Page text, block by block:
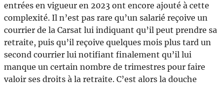
entrées en vigueur en 2023 ont encore ajouté à cette
complexité. Il n’est pas rare qu’un salarié reçoive un
courrier de la Carsat lui indiquant qu’il peut prendre sa
retraite, puis qu’il reçoive quelques mois plus tard un
second courrier lui notifiant finalement qu’il lui
manque un certain nombre de trimestres pour faire
valoir ses droits à la retraite. C’est alors la douche